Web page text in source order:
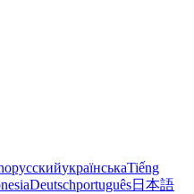
русскийукраїнськаTiếng
Deutschportuguês日本語